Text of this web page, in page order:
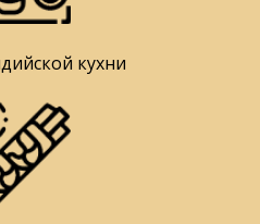
кухни